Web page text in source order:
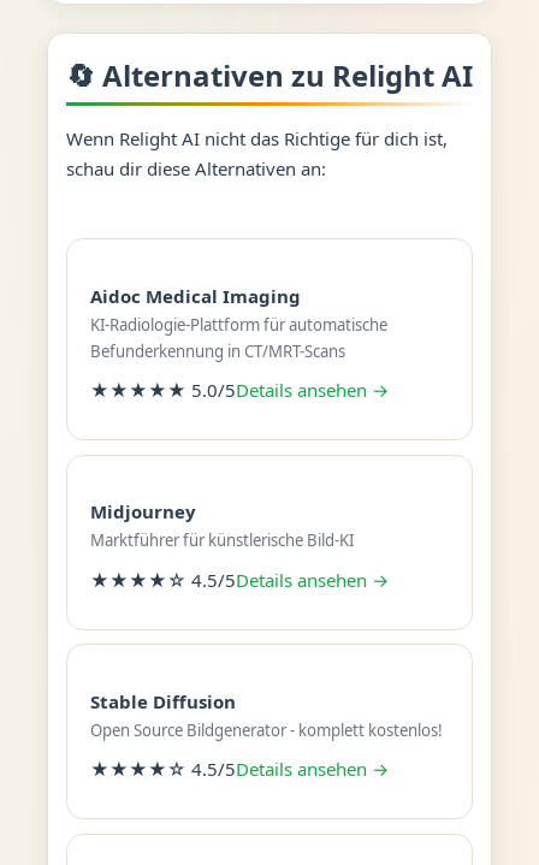
🔄 Alternativen zu Relight AI
Wenn Relight AI nicht das Richtige für dich ist,
schau dir diese Alternativen an:
Aidoc Medical Imaging
KI-Radiologie-Plattform für automatische
Befunderkennung in CT/MRT-Scans
★★★★★ 5.0/5Details ansehen →
Midjourney
Marktführer für künstlerische Bild-KI
★★★★☆ 4.5/5Details ansehen →
Stable Diffusion
Open Source Bildgenerator - komplett kostenlos!
★★★★☆ 4.5/5Details ansehen →